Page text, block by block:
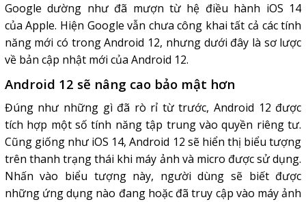
Google dường như đã mượn từ hệ điều hành iOS 14
của Apple. Hiện Google vẫn chưa công khai tất cả các tính
năng mới có trong Android 12, nhưng dưới đây là sơ lược
về bản cập nhật mới của Android 12.
Android 12 sẽ nâng cao bảo mật hơn
Đúng như những gì đã rò rỉ từ trước, Android 12 được
tích hợp một số tính năng tập trung vào quyền riêng tư.
Cũng giống như iOS 14, Android 12 sẽ hiển thị biểu tượng
trên thanh trạng thái khi máy ảnh và micro được sử dụng.
Nhấn vào biểu tượng này, người dùng sẽ biết được
những ứng dụng nào đang hoặc đã truy cập vào máy ảnh